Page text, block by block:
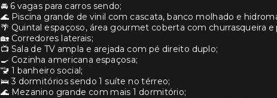
🚘 6 vagas para carros sendo;
🌊 Piscina grande de vinil com cascata, banco molhado e
🌴 Quintal espaçoso, área gourmet coberta com churrasqueira e
🏡 Corredores laterais;
📺 Sala de TV ampla e arejada com pé direito duplo;
🍳 Cozinha americana espaçosa;
🚾 1 banheiro social;
🛌 3 dormitórios sendo 1 suíte no térreo;
🌊 Mezanino grande com mais 1 dormitório;